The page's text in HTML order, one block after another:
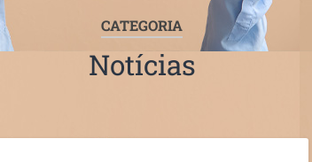
CATEGORIA
Notícias